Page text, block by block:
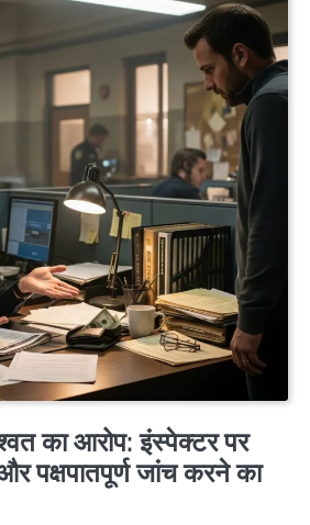
का आरोप: इंस्पेक्टर पर
पक्षपातपूर्ण जांच करने का